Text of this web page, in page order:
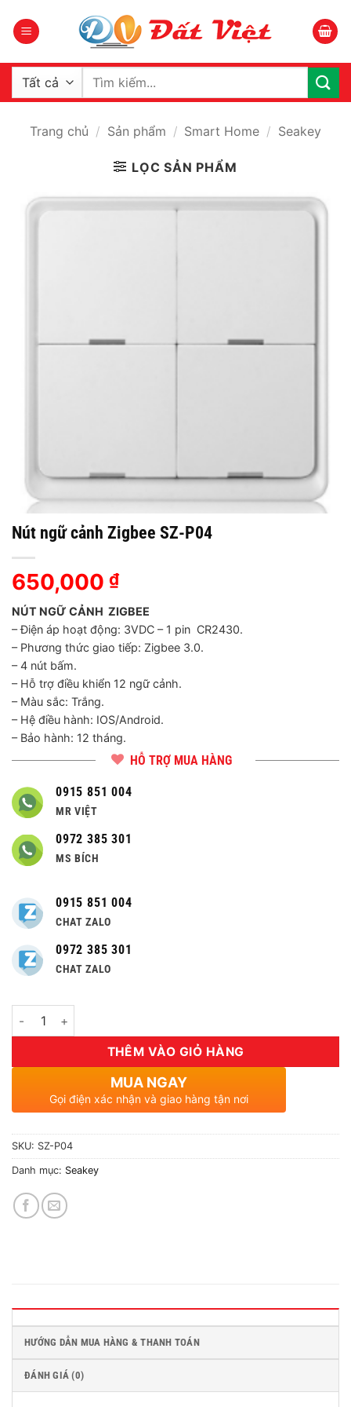
qua
dung
Tìm
Trang chủ / Sản phẩm / Smart Home / Seakey
LỌC SẢN PHẨM
Nút ngữ cảnh Zigbee SZ-P04
650,000 ₫
NÚT NGỮ CẢNH ZIGBEE
– Điện áp hoạt động: 3VDC – 1 pin CR2430.
– Phương thức giao tiếp: Zigbee 3.0.
– 4 nút bấm.
– Hỗ trợ điều khiển 12 ngữ cảnh.
– Màu sắc: Trắng.
– Hệ điều hành: IOS/Android.
– Bảo hành: 12 tháng.
HỖ TRỢ MUA HÀNG
0915 851 004
MR VIỆT
0972 385 301
MS BÍCH
0915 851 004
CHAT ZALO
0972 385 301
CHAT ZALO
Số lượng
THÊM VÀO GIỎ HÀNG
MUA NGAY
Gọi điện xác nhận và giao hàng tận nơi
SKU: SZ-P04
Danh mục: Seakey
HƯỚNG DẪN MUA HÀNG & THANH TOÁN
ĐÁNH GIÁ (0)